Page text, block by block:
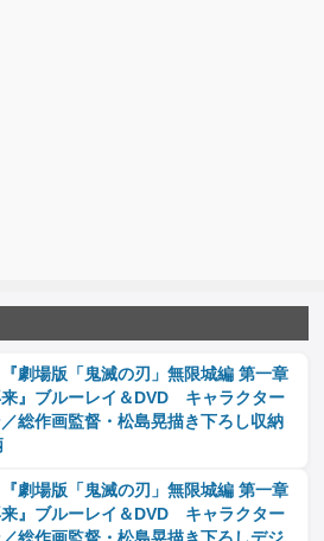
『劇場版「鬼滅の刃」無限城編 第一章
』ブルーレイ＆DVD キャラクター
総作画監督・松島晃描き下ろし収納
『劇場版「鬼滅の刃」無限城編 第一章
』ブルーレイ＆DVD キャラクター